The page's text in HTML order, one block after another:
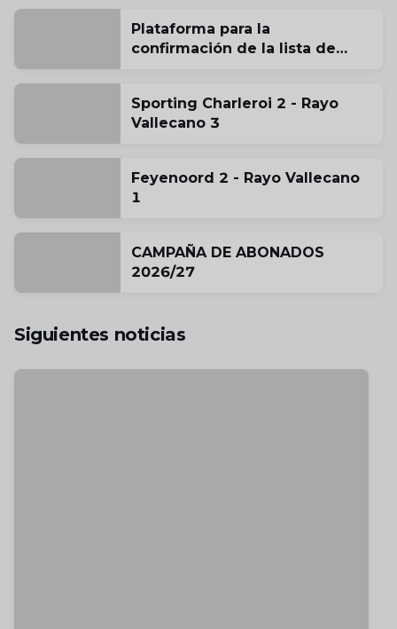
Plataforma para la
confirmación de la lista de
Sporting Charleroi 2 - Rayo
Vallecano 3
Feyenoord 2 - Rayo Vallecano
1
CAMPAÑA DE ABONADOS
2026/27
Siguientes noticias